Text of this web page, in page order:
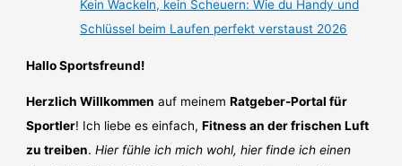
Kein Wackeln, kein Scheuern: Wie du Handy und
Schlüssel beim Laufen perfekt verstaust 2026
Hallo Sportsfreund!
Herzlich Willkommen auf meinemRatgeber-Portal für
Sportler! Ich liebe es einfach,Fitness an der frischen Luft
zu treiben.Hier fühle ich mich wohl, hier finde ich einen